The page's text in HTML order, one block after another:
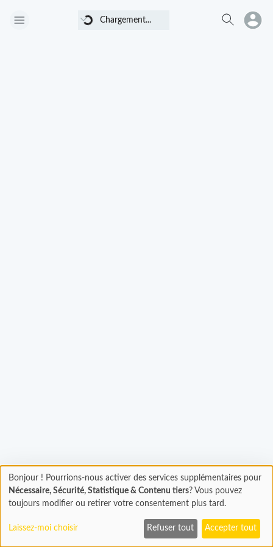
Chargement...
Chargement
En cours...
Bonjour ! Pourrions-nous activer des services supplémentaires pour
Nécessaire, Sécurité, Statistique & Contenu tiers? Vous pouvez
toujours modifier ou retirer votre consentement plus tard.
Laissez-moi choisir Refuser tout Accepter tout